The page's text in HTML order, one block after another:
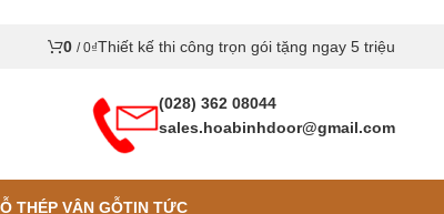
0 / 0₫Thiết kế thi công trọn gói tặng ngay 5 triệu
(028) 362 08044
sales.hoabinhdoor@gmail.com
THÉP VÂN GỖTIN TỨC